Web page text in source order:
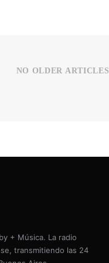
NO OLDER ARTICLES
+ Música. La radio
transmitiendo las 24